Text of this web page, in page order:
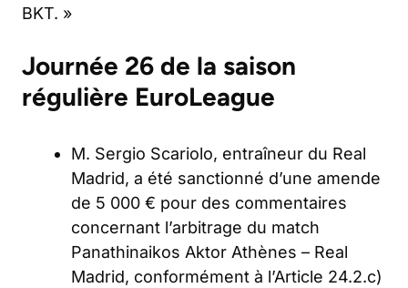
BKT. »
Journée 26 de la saison
régulière EuroLeague
M. Sergio Scariolo, entraîneur du Real
Madrid, a été sanctionné d’une amende
de 5 000 € pour des commentaires
concernant l’arbitrage du match
Panathinaikos Aktor Athènes – Real
Madrid, conformément à l’Article 24.2.c)